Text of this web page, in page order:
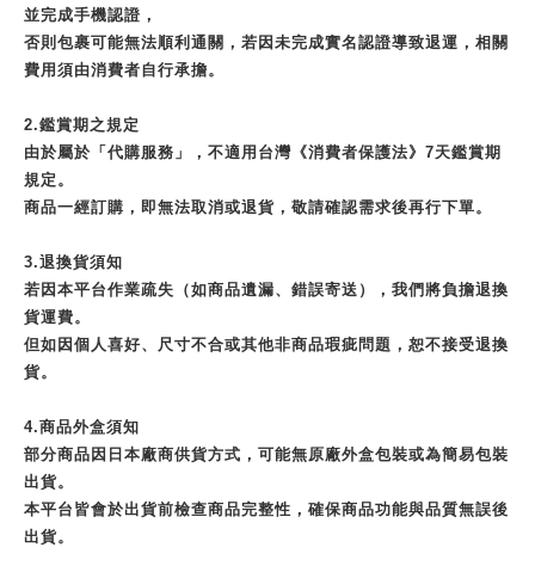
並完成手機認證，
否則包裹可能無法順利通關，若因未完成實名認證導致退運，相關
費用須由消費者自行承擔。
2.鑑賞期之規定
由於屬於「代購服務」，不適用台灣《消費者保護法》7天鑑賞期
規定。
商品一經訂購，即無法取消或退貨，敬請確認需求後再行下單。
3.退換貨須知
若因本平台作業疏失（如商品遺漏、錯誤寄送），我們將負擔退換
貨運費。
但如因個人喜好、尺寸不合或其他非商品瑕疵問題，恕不接受退換
貨。
4.商品外盒須知
部分商品因日本廠商供貨方式，可能無原廠外盒包裝或為簡易包裝
出貨。
本平台皆會於出貨前檢查商品完整性，確保商品功能與品質無誤後
出貨。